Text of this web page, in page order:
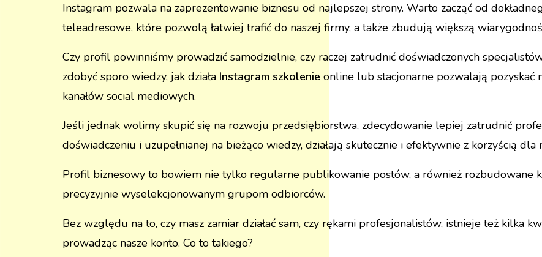
Instagram pozwala na zaprezentowanie biznesu od najlepszej strony. Warto zacząć od
teleadresowe, które pozwolą łatwiej trafić do naszej firmy, a także zbudują większą
Czy profil powinniśmy prowadzić samodzielnie, czy raczej zatrudnić doświadczonych
zdobyć sporo wiedzy, jak działa Instagram szkolenie online lub stacjonarne pozwalają
kanałów social mediowych.
Jeśli jednak wolimy skupić się na rozwoju przedsiębiorstwa, zdecydowanie lepiej zatrudnić
doświadczeniu i uzupełnianej na bieżąco wiedzy, działają skutecznie i efektywnie z korzyścią
Profil biznesowy to bowiem nie tylko regularne publikowanie postów, a również rozbudowane
precyzyjnie wyselekcjonowanym grupom odbiorców.
Bez względu na to, czy masz zamiar działać sam, czy rękami profesjonalistów, istnieje też kilka
prowadząc nasze konto. Co to takiego?